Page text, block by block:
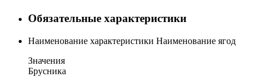
Обязательные характеристики
Наименование характеристики Наименование ягод
Значения
Брусника